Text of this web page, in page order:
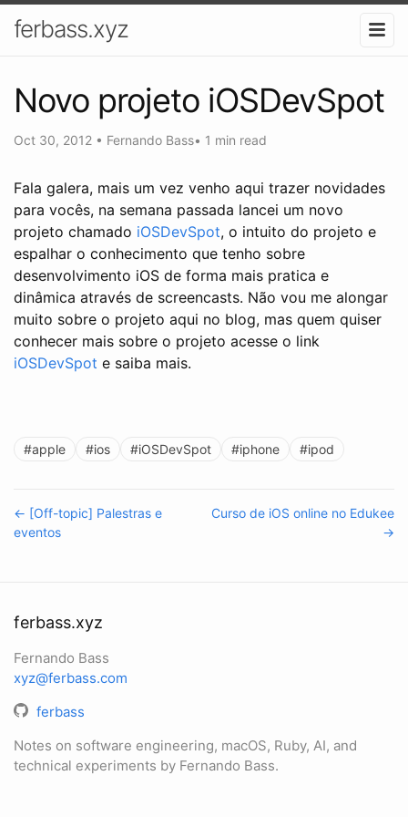
ferbass.xyz
Novo projeto iOSDevSpot
Oct 30, 2012 • Fernando Bass• 1 min read
Fala galera, mais um vez venho aqui trazer novidades
para vocês, na semana passada lancei um novo
projeto chamado iOSDevSpot, o intuito do projeto e
espalhar o conhecimento que tenho sobre
desenvolvimento iOS de forma mais pratica e
dinâmica através de screencasts. Não vou me alongar
muito sobre o projeto aqui no blog, mas quem quiser
conhecer mais sobre o projeto acesse o link
iOSDevSpot e saiba mais.
#apple #ios #iOSDevSpot #iphone #ipod
← [Off-topic] Palestras e
eventos
Curso de iOS online no Edukee
→
ferbass.xyz
Fernando Bass
xyz@ferbass.com
ferbass
Notes on software engineering, macOS, Ruby, AI, and
technical experiments by Fernando Bass.